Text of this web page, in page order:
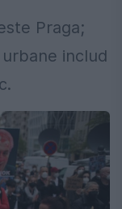
Praga;
includ